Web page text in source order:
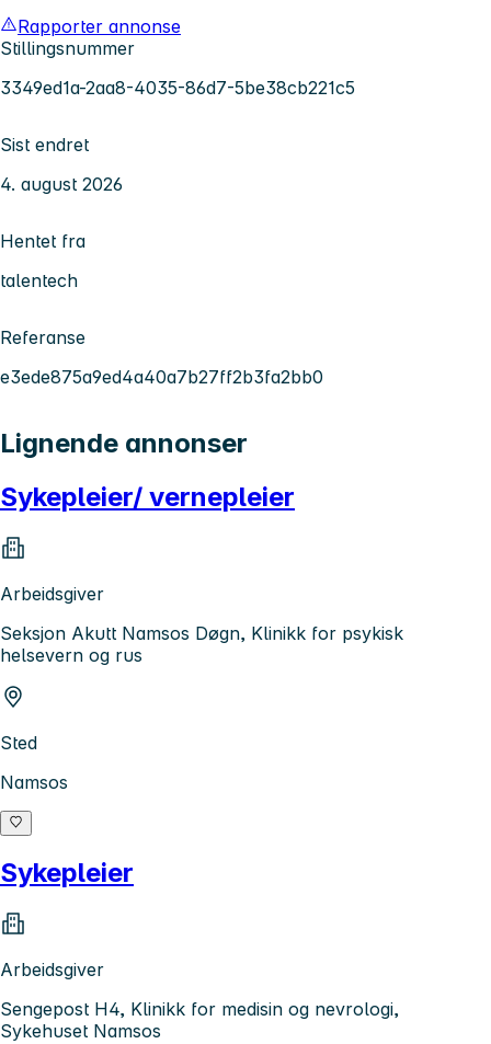
Rapporter annonse
Stillingsnummer
3349ed1a-2aa8-4035-86d7-5be38cb221c5
Sist endret
4. august 2026
Hentet fra
talentech
Referanse
e3ede875a9ed4a40a7b27ff2b3fa2bb0
Lignende annonser
Sykepleier/ vernepleier
Arbeidsgiver
Seksjon Akutt Namsos Døgn, Klinikk for psykisk
helsevern og rus
Sted
Namsos
Sykepleier
Arbeidsgiver
Sengepost H4, Klinikk for medisin og nevrologi,
Sykehuset Namsos